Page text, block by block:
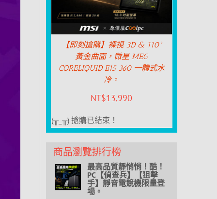
【即刻搶購】裸視 3D & 110°
黃金曲面，微星 MEG
CORELIQUID E15 360 一體式水
冷。
NT$13,990
(╥_╥) 搶購已結束！
商品瀏覽排行榜
最高品質靜悄悄！酷！
PC【偵查兵】【狙擊
手】靜音電競機限量登
場。